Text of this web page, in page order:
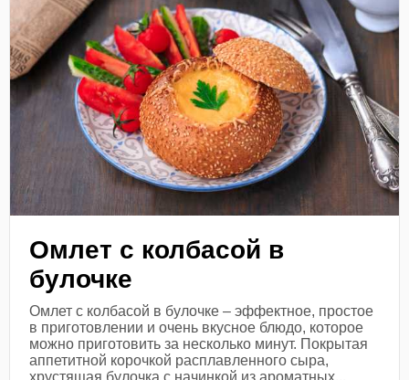
Омлет с колбасой в
булочке
Омлет с колбасой в булочке – эффектное, простое
в приготовлении и очень вкусное блюдо, которое
можно приготовить за несколько минут. Покрытая
аппетитной корочкой расплавленного сыра,
хрустящая булочка с начинкой из ароматных...